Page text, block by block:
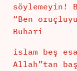
söylemeyin!
“Ben
Buhari
islam beş
Allah”tan